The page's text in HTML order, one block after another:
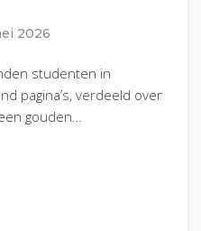
2026
studenten in
pagina’s, verdeeld over
gouden…